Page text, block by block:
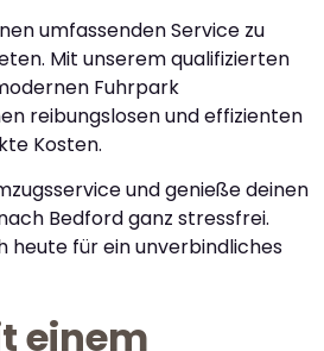
umfassenden Service zu
Mit unserem qualifizierten
Fuhrpark
reibungslosen und effizienten
Kosten.
und genieße deinen
Bedford ganz stressfrei.
heute für ein unverbindliches
einem